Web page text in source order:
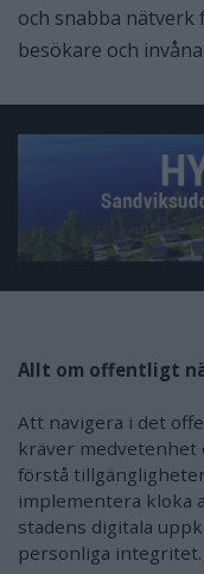
och snabba
besökare och
Allt om offentligt
Att navigera i det
kräver medvetenhet
förstå
implementera kloka
stadens digitala
personliga integritet.